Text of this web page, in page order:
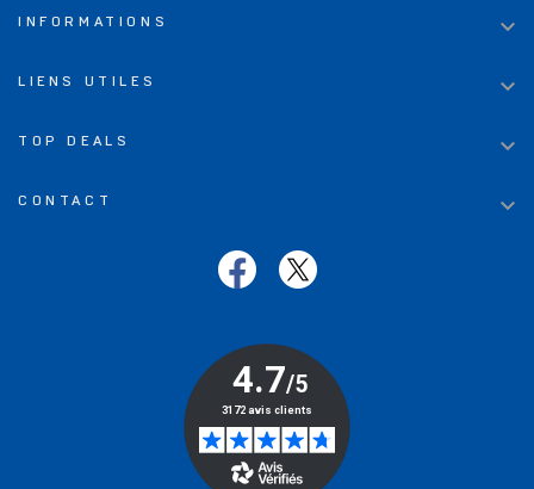
INFORMATIONS 
LIENS UTILES 
TOP DEALS 
CONTACT 